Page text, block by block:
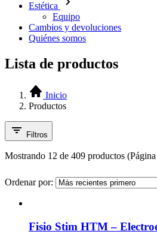
Estética
Equipo
Cambios y devoluciones
Quiénes somos
Lista de productos
Inicio
Productos
Filtros
Mostrando 12 de 409 productos
Ordenar por:
Fisio Stim HTM –